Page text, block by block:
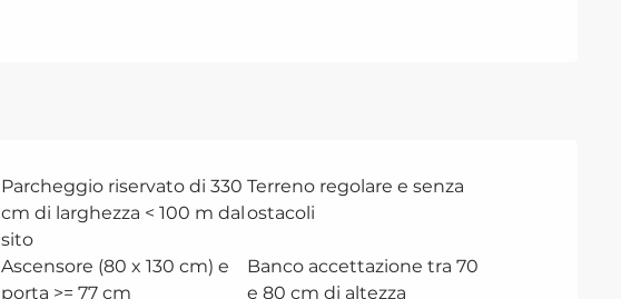
Parcheggio riservato di 330
cm di larghezza < 100 m dal
sito
Terreno regolare e senza
ostacoli
Ascensore (80 x 130 cm) e
porta >= 77 cm
Banco accettazione tra 70
e 80 cm di altezza